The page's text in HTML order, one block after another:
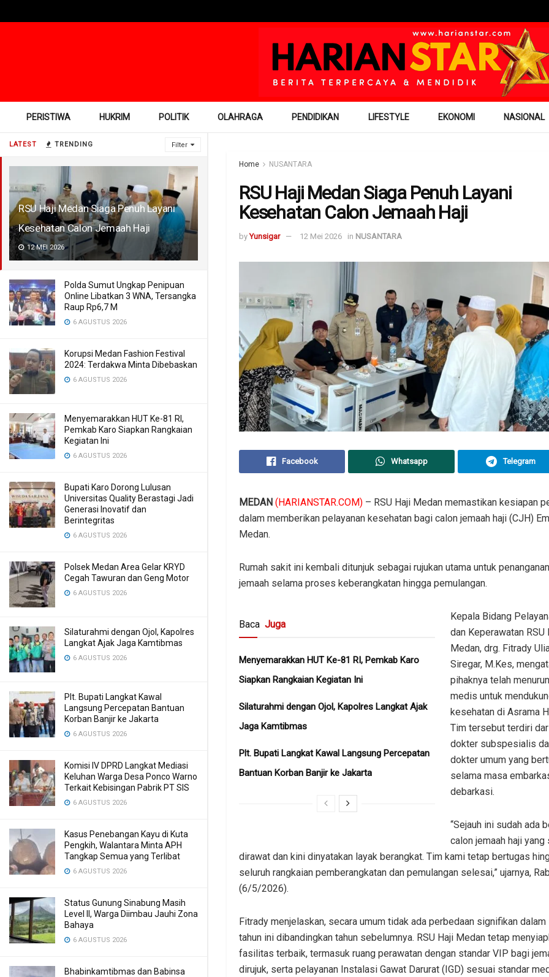
LATEST TRENDING Filter
RSU Haji Medan Siaga Penuh Layani
Kesehatan Calon Jemaah Haji
12 MEI 2026
Polda Sumut Ungkap Penipuan
Online Libatkan 3 WNA, Tersangka
Raup Rp6,7 M
6 AGUSTUS 2026
Korupsi Medan Fashion Festival
2024: Terdakwa Minta Dibebaskan
6 AGUSTUS 2026
Menyemarakkan HUT Ke-81 RI,
Pemkab Karo Siapkan Rangkaian
Kegiatan Ini
6 AGUSTUS 2026
Bupati Karo Dorong Lulusan
Universitas Quality Berastagi Jadi
Generasi Inovatif dan
Berintegritas
6 AGUSTUS 2026
Polsek Medan Area Gelar KRYD
Cegah Tawuran dan Geng Motor
6 AGUSTUS 2026
Silaturahmi dengan Ojol, Kapolres
Langkat Ajak Jaga Kamtibmas
6 AGUSTUS 2026
Plt. Bupati Langkat Kawal
Langsung Percepatan Bantuan
Korban Banjir ke Jakarta
6 AGUSTUS 2026
Komisi IV DPRD Langkat Mediasi
Keluhan Warga Desa Ponco Warno
Terkait Kebisingan Pabrik PT SIS
6 AGUSTUS 2026
Kasus Penebangan Kayu di Kuta
Pengkih, Walantara Minta APH
Tangkap Semua yang Terlibat
6 AGUSTUS 2026
Status Gunung Sinabung Masih
Level II, Warga Diimbau Jauhi Zona
Bahaya
6 AGUSTUS 2026
Bhabinkamtibmas dan Babinsa
PERISTIWA HUKRIM POLITIK OLAHRAGA PENDIDIKAN LIFESTYLE EKONOMI NASIONAL
Home NUSANTARA
RSU Haji Medan Siaga Penuh Layani
Kesehatan Calon Jemaah Haji
by Yunsigar 12 Mei 2026 in NUSANTARA
Facebook Whatsapp Telegram
MEDAN (HARIANSTAR.COM) – RSU Haji Medan memastikan kesiapan
dalam memberikan pelayanan kesehatan bagi calon jemaah haji (CJH)
Medan.
Rumah sakit ini kembali ditunjuk sebagai rujukan utama untuk
jemaah selama proses keberangkatan hingga pemulangan.
Baca Juga
Menyemarakkan HUT Ke-81 RI, Pemkab Karo
Siapkan Rangkaian Kegiatan Ini
Silaturahmi dengan Ojol, Kapolres Langkat Ajak
Jaga Kamtibmas
Plt. Bupati Langkat Kawal Langsung Percepatan
Bantuan Korban Banjir ke Jakarta
Kepala Bidang
dan Keperawatan RSU
Medan, drg. Fitrady
Siregar, M.Kes,
pihaknya telah
medis untuk
kesehatan di Asrama
Tim tersebut terdiri
dokter subspesialis
dokter umum yang
selama masa
debarkasi.
“Sejauh ini sudah ada
calon jemaah haji yang
dirawat dan kini dinyatakan layak berangkat. Tim kami tetap bertugas
seluruh rangkaian pemberangkatan dan pemulangan selesai,” ujarnya,
(6/5/2026).
Fitrady menjelaskan, secara umum tidak ada perbedaan signifikan dalam
tahun ini dibandingkan tahun sebelumnya. RSU Haji Medan tetap
fasilitas terbaik, termasuk ruang perawatan dengan standar VIP bagi
dirujuk, serta pelayanan Instalasi Gawat Darurat (IGD) sesuai standar